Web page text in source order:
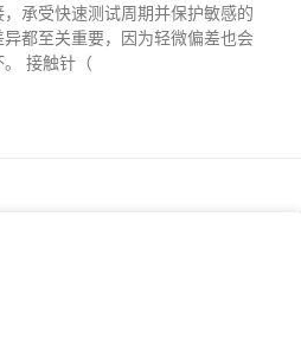
承受快速测试周期并保护敏感的
都至关重要，因为轻微偏差也会
接触针（